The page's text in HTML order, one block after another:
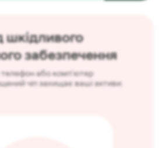
шкідливого
забезпечення
або комп'ютер
чіп захищає ваші активи.